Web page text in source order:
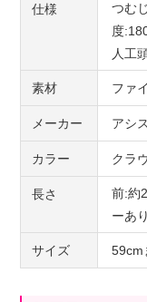
仕様
つむ
度
人工
素材 ファ
メーカー アシ
カラー クラ
長さ
前:約
ーあ
サイズ 59cm